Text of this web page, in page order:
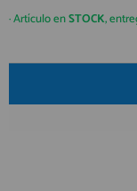
GUÍA DE
(+34)
· Artículo enSTOCK,